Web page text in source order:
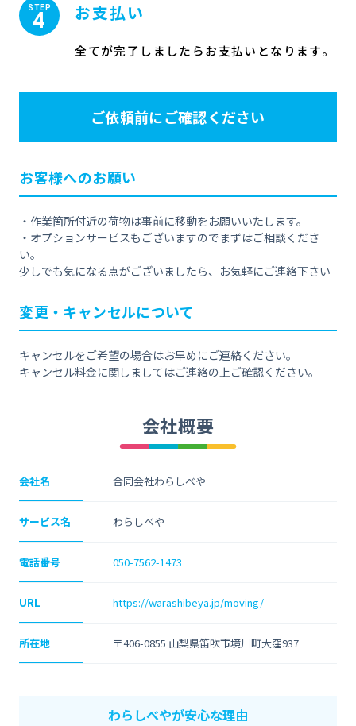
STEP
4 お支払い
全てが完了しましたらお支払いとなります。
ご依頼前にご確認ください
お客様へのお願い
・作業箇所付近の荷物は事前に移動をお願いいたします。
・オプションサービスもございますのでまずはご相談くださ
い。
少しでも気になる点がございましたら、お気軽にご連絡下さい
変更・キャンセルについて
キャンセルをご希望の場合はお早めにご連絡ください。
キャンセル料金に関しましてはご連絡の上ご確認ください。
会社概要
会社名 合同会社わらしべや
サービス名 わらしべや
電話番号 050-7562-1473
URL https://warashibeya.jp/moving/
所在地 〒406-0855 山梨県笛吹市境川町大窪937
わらしべやが安心な理由